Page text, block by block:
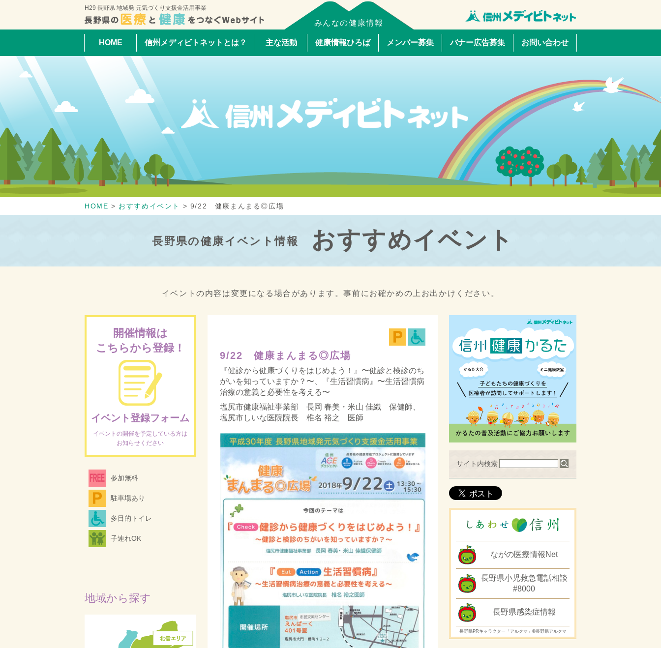
H29 長野県 地域発 元気づくり支援金活用事業
みんなの健康情報
HOME 信州メディビトネットとは？ 主な活動 健康情報ひろば メンバー募集 バナー広告募集 お問い合わせ
HOME > おすすめイベント > 9/22 健康まんまる◎広場
長野県の健康イベント情報 おすすめイベント
イベントの内容は変更になる場合があります。事前にお確かめの上お出かけください。
開催情報は
こちらから登録！
イベント登録フォーム
イベントの開催を予定している方は
お知らせください
参加無料
駐車場あり
多目的トイレ
子連れOK
地域から探す
9/22 健康まんまる◎広場
『健診から健康づくりをはじめよう！』〜健診と検診のち
がいを知っていますか？〜、『生活習慣病』〜生活習慣病
治療の意義と必要性を考える〜
塩尻市健康福祉事業部 長岡 春美・米山 佳織 保健師、
塩尻市しいな医院院長 椎名 裕之 医師
サイト内検索
ながの医療情報Net
長野県小児救急電話相談
#8000
長野県感染症情報
長野県PRキャラクター「アルクマ」©長野県アルクマ